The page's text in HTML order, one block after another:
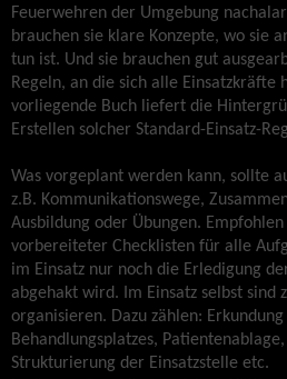
Feuerwehren der Umgebung
brauchen sie klare Konzepte, wo sie
tun ist. Und sie brauchen gut
Regeln, an die sich alle Einsatzkräfte
vorliegende Buch liefert die
Erstellen solcher Standard-Einsatz-
Was vorgeplant werden kann, sollte
z.B. Kommunikationswege,
Ausbildung oder Übungen.
vorbereiteter Checklisten für alle
im Einsatz nur noch die Erledigung
abgehakt wird. Im Einsatz selbst sind
organisieren. Dazu zählen:
Behandlungsplatzes,
Strukturierung der Einsatzstelle etc.